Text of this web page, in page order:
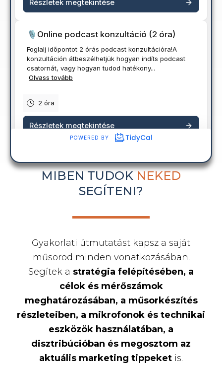
MIBEN TUDOK NEKED
SEGÍTENI?
Gyakorlati útmutatást kapsz a saját
műsorod minden vonatkozásában.
Segítek a stratégia felépítésében, a
célok és mérőszámok
meghatározásában, a műsorkészítés
részleteiben, a mikrofonok és technikai
eszközök használatában, a
disztribúcióban és megosztom az
aktuális marketing tippeket is.